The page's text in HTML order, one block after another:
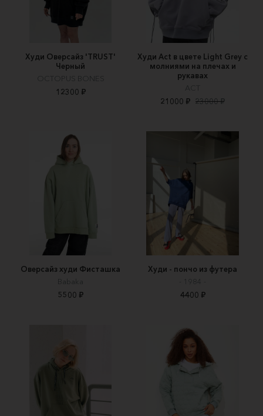
Худи Оверсайз 'TRUST'
Черный
OCTOPUS BONES
12300 ₽
Худи Act в цвете Light Grey c
молниями на плечах и
рукавах
ACT
21000 ₽ 23000 ₽
Оверсайз худи Фисташка
Babaka
5500 ₽
Худи - пончо из футера
4400 ₽